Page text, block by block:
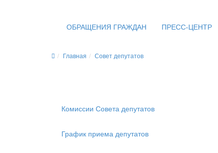
ОБРАЩЕНИЯ ГРАЖДАН ПРЕСС-ЦЕНТР
Главная Совет депутатов
Комиссии Совета депутатов
График приема депутатов